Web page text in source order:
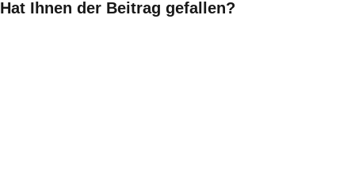
Hat Ihnen der Beitrag gefallen?